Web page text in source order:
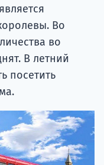
Во
во
В летний
посетить